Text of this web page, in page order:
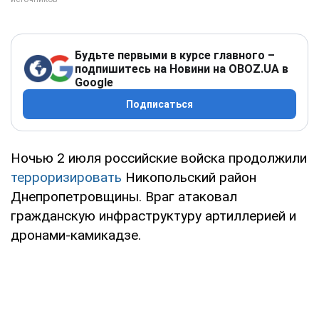
Будьте первыми в курсе главного –
подпишитесь на Новини на OBOZ.UA в
Google
Подписаться
Ночью 2 июля российские войска продолжили
терроризировать Никопольский район
Днепропетровщины. Враг атаковал
гражданскую инфраструктуру артиллерией и
дронами-камикадзе.